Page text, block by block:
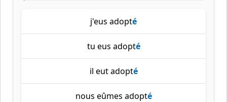
j'eus adopté
tu eus adopté
il eut adopté
nous eûmes adopté